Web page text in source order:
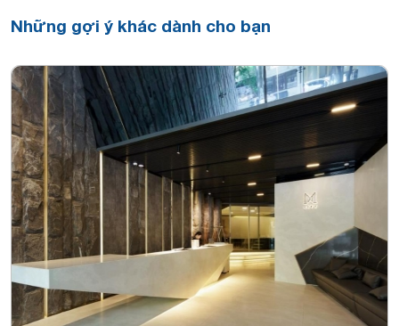
Những gợi ý khác dành cho bạn